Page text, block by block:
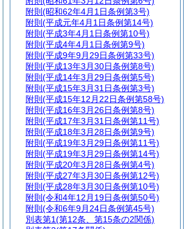
附則 (昭和62年4月1日条例第3号)
附則 (平成元年4月1日条例第14号)
附則 (平成3年4月1日条例第10号)
附則 (平成4年4月1日条例第9号)
附則 (平成9年9月29日条例第33号)
附則 (平成13年3月30日条例第8号)
附則 (平成14年3月29日条例第5号)
附則 (平成15年3月31日条例第3号)
附則 (平成15年12月22日条例第58号)
附則 (平成16年3月26日条例第8号)
附則 (平成17年3月31日条例第11号)
附則 (平成18年3月28日条例第9号)
附則 (平成19年3月29日条例第11号)
附則 (平成19年3月29日条例第14号)
附則 (平成20年3月28日条例第4号)
附則 (平成27年3月30日条例第12号)
附則 (平成28年3月30日条例第10号)
附則 (令和4年12月19日条例第50号)
附則 (令和6年9月24日条例第45号)
別表第1(第12条、第15条の2関係)